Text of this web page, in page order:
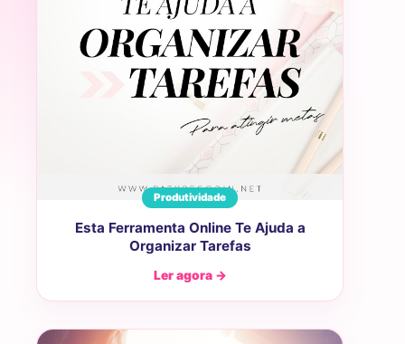
Produtividade
Esta Ferramenta Online Te Ajuda a
Organizar Tarefas
Ler agora →